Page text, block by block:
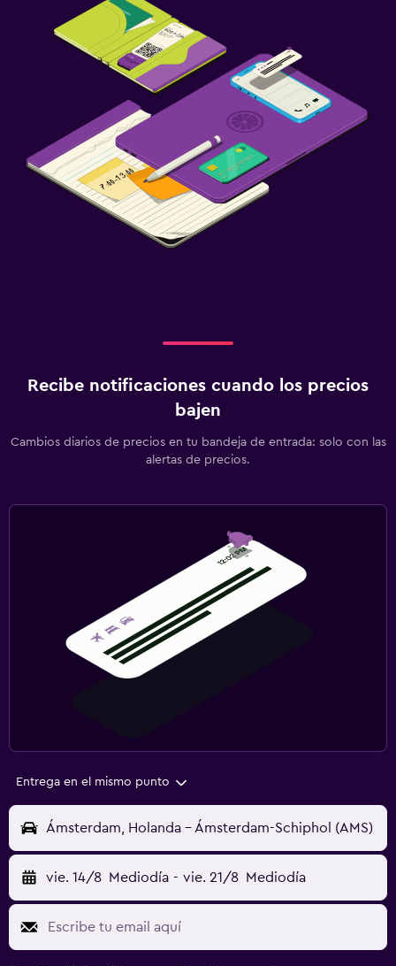
Recibe notificaciones cuando los precios
bajen
Cambios diarios de precios en tu bandeja de entrada: solo con las
alertas de precios.
Entrega en el mismo punto
Ámsterdam, Holanda - Ámsterdam-Schiphol (AMS)
vie. 14/8 Mediodía - vie. 21/8 Mediodía